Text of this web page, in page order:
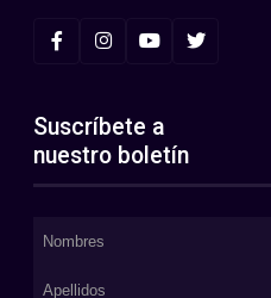
Suscríbete a
nuestro boletín